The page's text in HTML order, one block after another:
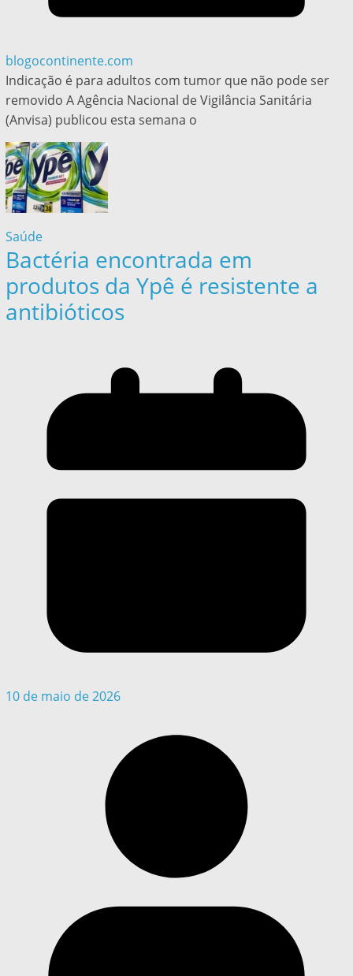
blogocontinente.com
Indicação é para adultos com tumor que não pode ser
removido A Agência Nacional de Vigilância Sanitária
(Anvisa) publicou esta semana o
Saúde
Bactéria encontrada em
produtos da Ypê é resistente a
antibióticos
10 de maio de 2026